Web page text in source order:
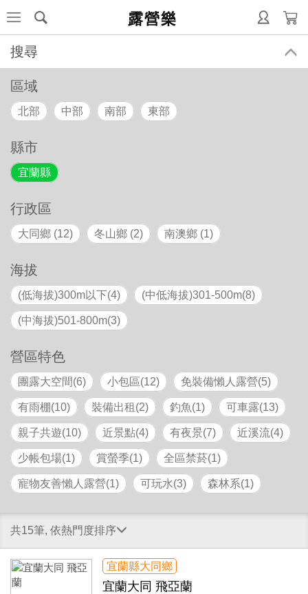
露營樂
搜尋
區域
北部 中部 南部 東部
縣市
宜蘭縣
行政區
大同鄉 (12) 冬山鄉 (2) 南澳鄉 (1)
海拔
(低海拔)300m以下(4) (中低海拔)301-500m(8)
(中海拔)501-800m(3)
營區特色
團露大空間(6) 小包區(12) 免裝備懶人露營(5)
有雨棚(10) 裝備出租(2) 釣魚(1) 可車露(13)
親子共遊(10) 近景點(4) 有夜景(7) 近溪流(4)
少帳包場(1) 賞螢季(1) 全區禁菸(1)
寵物友善懶人露營(1) 可玩水(3) 森林系(1)
共15筆, 依熱門度排序
宜蘭縣大同鄉
宜蘭大同 飛亞蘭